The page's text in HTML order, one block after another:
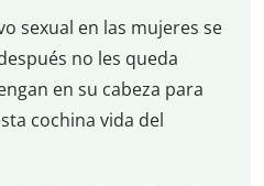
sexual en las mujeres se
no les queda
en su cabeza para
cochina vida del